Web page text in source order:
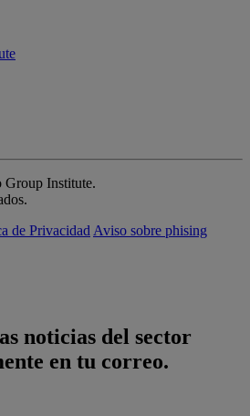
Institute.
de PrivacidadAviso sobre phising
noticias del sector
en tu correo.